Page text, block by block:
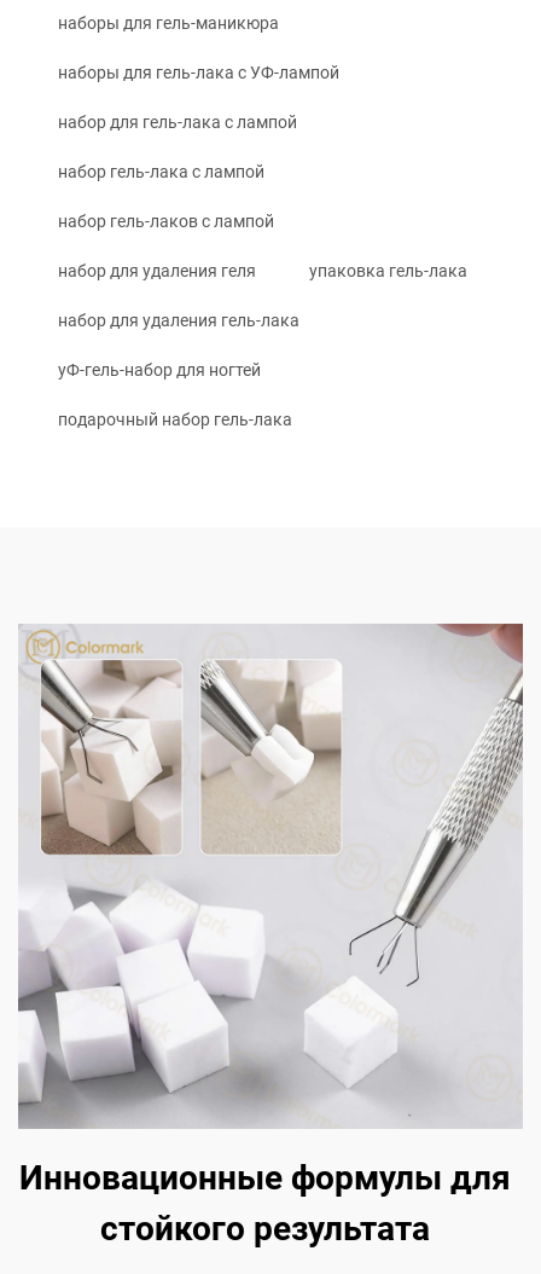
наборы для гель-маникюра
наборы для гель-лака с УФ-лампой
набор для гель-лака с лампой
набор гель-лака с лампой
набор гель-лаков с лампой
набор для удаления геля упаковка гель-лака
набор для удаления гель-лака
уФ-гель-набор для ногтей
подарочный набор гель-лака
Инновационные формулы для
стойкого результата